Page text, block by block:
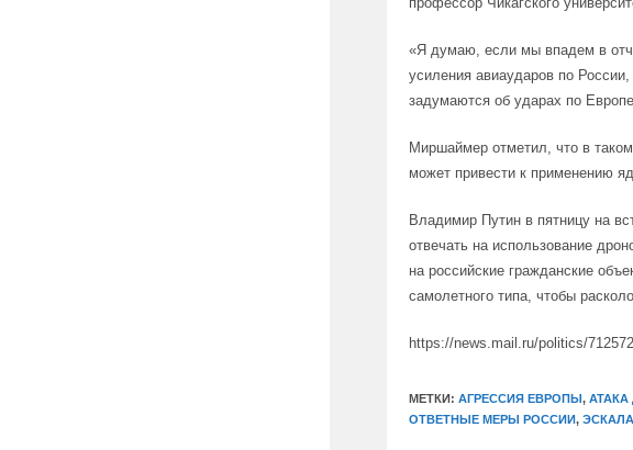
«Я думаю, если мы впадем в
усиления авиаударов по
задумаются об ударах по
Миршаймер отметил, что в
может привести к применению
Владимир Путин в пятницу на
отвечать на использование
на российские гражданские
самолетного типа, чтобы
https://news.mail.ru/politics/
МЕТКИ:АГРЕССИЯ ЕВРОПЫ,
ОТВЕТНЫЕ МЕРЫ РОССИИ,